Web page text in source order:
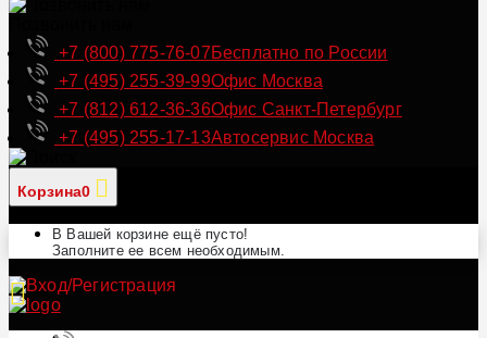
+7 (800) 775-76-07Бесплатно по России
+7 (495) 255-39-99Офис Москва
+7 (812) 612-36-36Офис Санкт-Петербург
+7 (495) 255-17-13Автосервис Москва
Корзина0
В Вашей корзине ещё пусто!
Заполните ее всем необходимым.